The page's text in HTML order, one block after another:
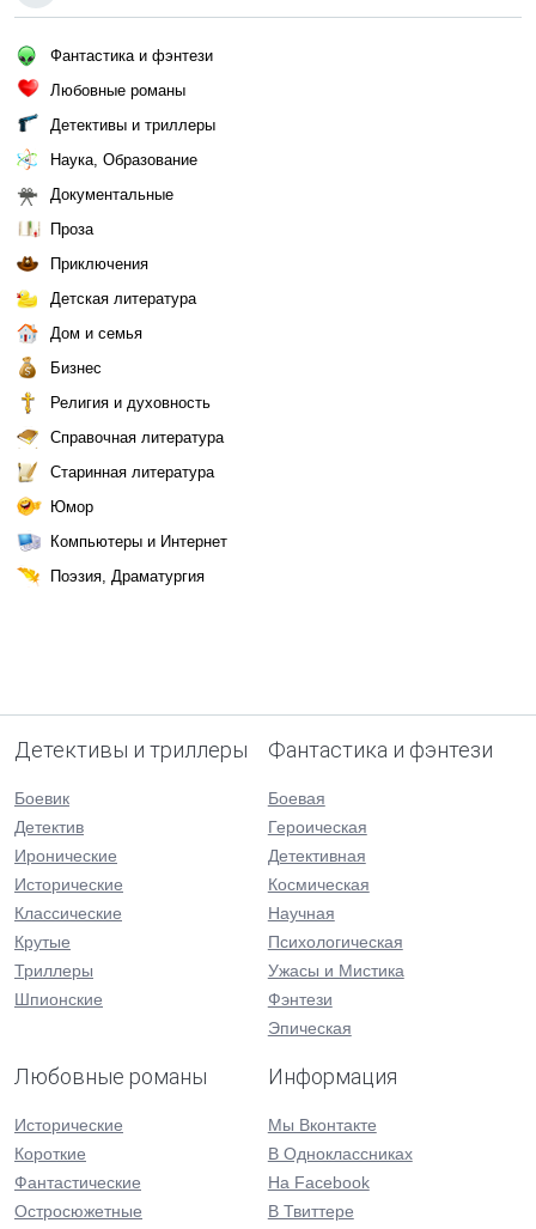
Фантастика и фэнтези
Любовные романы
Детективы и триллеры
Наука, Образование
Документальные
Проза
Приключения
Детская литература
Дом и семья
Бизнес
Религия и духовность
Справочная литература
Старинная литература
Юмор
Компьютеры и Интернет
Поэзия, Драматургия
Детективы и триллеры
Боевик
Детектив
Иронические
Исторические
Классические
Крутые
Триллеры
Шпионские
Фантастика и фэнтези
Боевая
Героическая
Детективная
Космическая
Научная
Психологическая
Ужасы и Мистика
Фэнтези
Эпическая
Любовные романы
Исторические
Короткие
Фантастические
Остросюжетные
Информация
Мы Вконтакте
В Одноклассниках
На Facebook
В Твиттере